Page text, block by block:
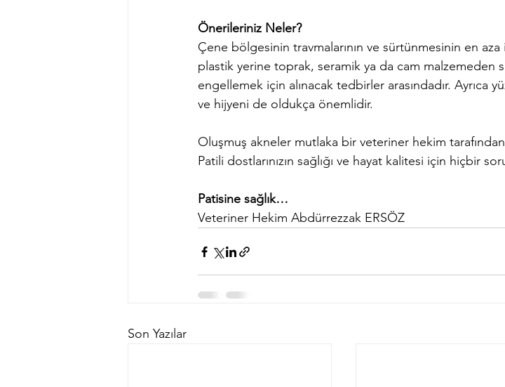
Önerileriniz Neler?
Çene bölgesinin travmalarının ve sürtünmesinin en aza
plastik yerine toprak, seramik ya da cam malzemeden
engellemek için alınacak tedbirler arasındadır. Ayrıca
ve hijyeni de oldukça önemlidir.
Oluşmuş akneler mutlaka bir veteriner hekim
Patili dostlarınızın sağlığı ve hayat kalitesi için hiçbir
Patisine sağlık…
Veteriner Hekim Abdürrezzak ERSÖZ
Son Yazılar